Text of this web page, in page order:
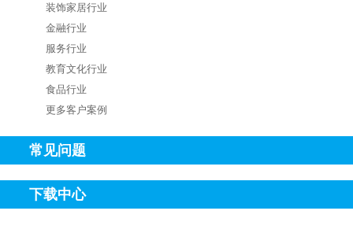
装饰家居行业
金融行业
服务行业
教育文化行业
食品行业
更多客户案例
常见问题
下载中心